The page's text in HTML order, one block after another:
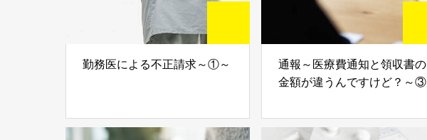
勤務医による不正請求～①～
通報～医療費通知と領収書の
金額が違うんですけど？～③